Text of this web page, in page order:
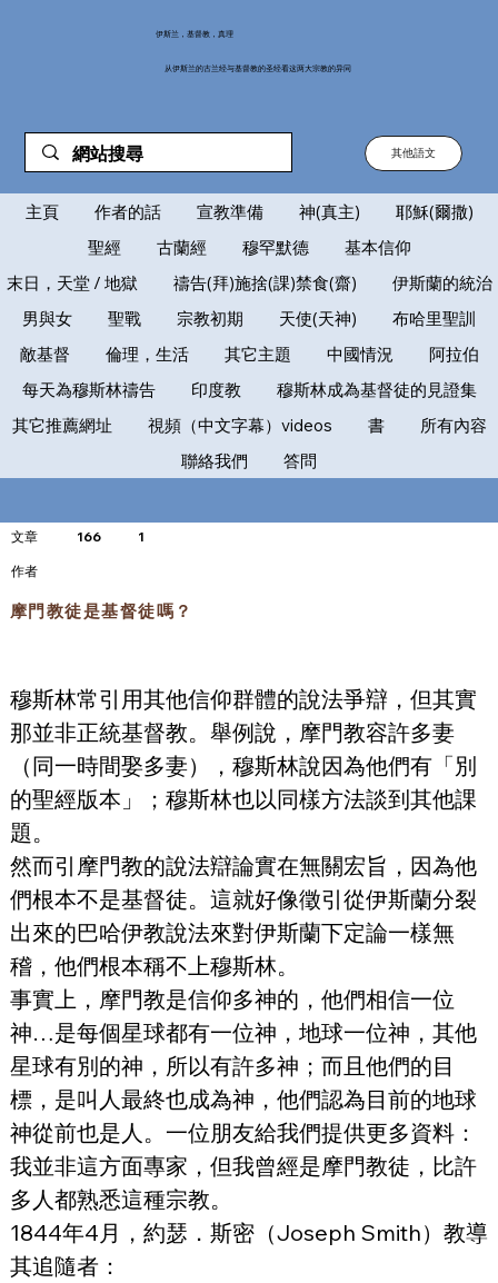
伊斯兰，基督教，真理
从伊斯兰的古兰经与基督教的圣经看这两大宗教的异同
其他語文
主頁 作者的話 宣教準備 神(真主)
耶穌(爾撒)
聖經
古蘭經 穆罕默德
基本信仰
末日，天堂 / 地獄
禱告(拜)施捨(課)禁食(齋)
伊斯蘭的統治
男與女
聖戰 宗教初期 天使(天神)
布哈里聖訓
敵基督
倫理，生活 其它主題 中國情況
阿拉伯
每天為穆斯林禱告
印度教
穆斯林成為基督徒的見證集
其它推薦網址
視頻（中文字幕）videos 書
所有內容
聯絡我們
答問
文章 166 1
​作者
摩門教徒是基督徒嗎？
穆斯林常引用其他信仰群體的說法爭辯，但其實
那並非正統基督教。舉例說，摩門教容許多妻
（同一時間娶多妻），穆斯林說因為他們有「別
的聖經版本」；穆斯林也以同樣方法談到其他課
題。
然而引摩門教的說法辯論實在無關宏旨，因為他
們根本不是基督徒。這就好像徵引從伊斯蘭分裂
出來的巴哈伊教說法來對伊斯蘭下定論一樣無
稽，他們根本稱不上穆斯林。
事實上，摩門教是信仰多神的，他們相信一位
神…是每個星球都有一位神，地球一位神，其他
星球有別的神，所以有許多神；而且他們的目
標，是叫人最終也成為神，他們認為目前的地球
神從前也是人。一位朋友給我們提供更多資料：
我並非這方面專家，但我曾經是摩門教徒，比許
多人都熟悉這種宗教。
1844年4月，約瑟．斯密（Joseph Smith）教導
其追隨者：